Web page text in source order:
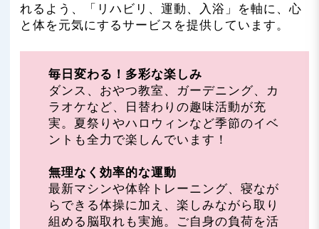
れるよう、「リハビリ、運動、入浴」を軸に、心
と体を元気にするサービスを提供しています。
毎日変わる！多彩な楽しみ
ダンス、おやつ教室、ガーデニング、カ
ラオケなど、日替わりの趣味活動が充
実。夏祭りやハロウィンなど季節のイベ
ントも全力で楽しんでいます！
無理なく効率的な運動
最新マシンや体幹トレーニング、寝なが
らできる体操に加え、楽しみながら取り
組める脳取れも実施。ご自身の負荷を活